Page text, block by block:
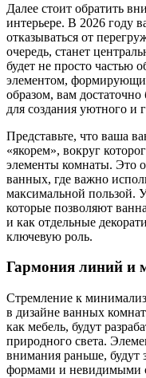
Далее стоит обратить
интерьере. В 2026 году
отказываться от
очередь, станет
будет не просто частью
элементом,
образом, вам
для создания уютного и
Представьте, что ваша
«якорем», вокруг
элементы комнаты. Это
ванных, где важно
максимальной пользой.
которые позволяют
и как отдельные
ключевую роль.
Гармония линий и
Стремление к
в дизайне ванных
как мебель, будут
природного света.
внимания раньше, будут
формами и невидимыми